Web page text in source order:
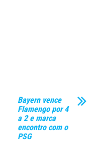
Bayern vence
Flamengo por 4
a 2 e marca
encontro com o
PSG